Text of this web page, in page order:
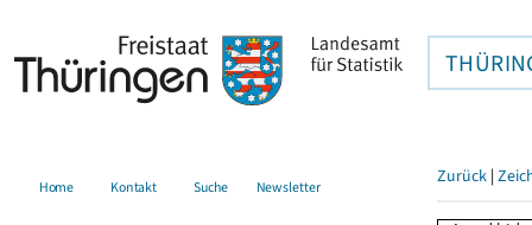
Home Kontakt Suche Newsletter Zurück |